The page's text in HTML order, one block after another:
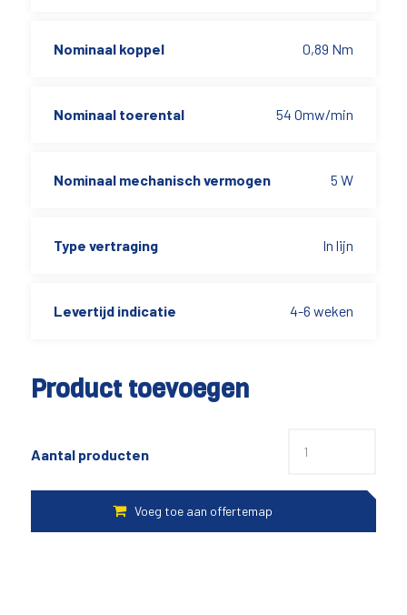
Product toevoegen
Aantal producten
Nominaal koppel 0,89 Nm
Nominaal toerental 54 Omw/min
Nominaal mechanisch vermogen 5 W
Type vertraging In lijn
Levertijd indicatie 4-6 weken